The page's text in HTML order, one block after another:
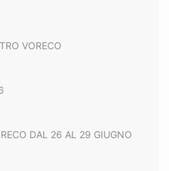
VORECO
DAL 26 AL 29 GIUGNO